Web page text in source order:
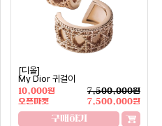
[디올]
My Dior 귀걸이
10,000원
7,500,000원
오픈마켓
7,500,000원
구매하기